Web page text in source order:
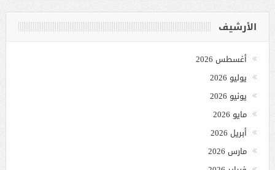
الأرشيف
أغسطس 2026
يوليو 2026
يونيو 2026
مايو 2026
أبريل 2026
مارس 2026